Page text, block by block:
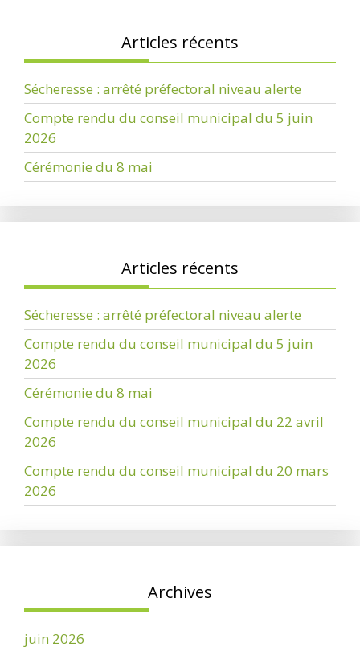
Articles récents
Sécheresse : arrêté préfectoral niveau alerte
Compte rendu du conseil municipal du 5 juin
2026
Cérémonie du 8 mai
Articles récents
Sécheresse : arrêté préfectoral niveau alerte
Compte rendu du conseil municipal du 5 juin
2026
Cérémonie du 8 mai
Compte rendu du conseil municipal du 22 avril
2026
Compte rendu du conseil municipal du 20 mars
2026
Archives
juin 2026